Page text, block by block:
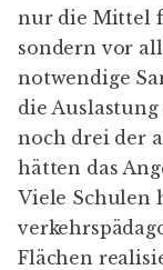
nur die Mittel
sondern vor
notwendige
die Auslastung
noch drei der
hätten das
Viele Schulen
Flächen